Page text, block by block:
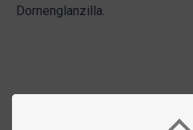
Dornenglanzilla.